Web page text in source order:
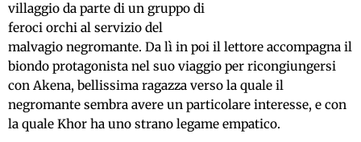
villaggio da parte di un gruppo di
feroci orchi al servizio del
malvagio negromante. Da lì in poi il lettore accompagna il
biondo protagonista nel suo viaggio per ricongiungersi
con Akena, bellissima ragazza verso la quale il
negromante sembra avere un particolare interesse, e con
la quale Khor ha uno strano legame empatico.